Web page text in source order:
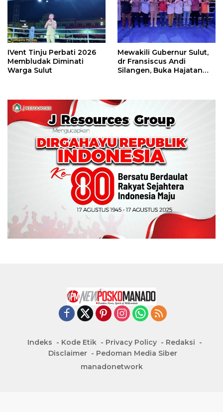
IVent Tinju Perbati 2026
Membludak Diminati
Warga Sulut
Mewakili Gubernur Sulut,
dr Fransiscus Andi
Silangen, Buka Hajatan
Indeks Kode Etik Privacy Policy
Redaksi
Disclaimer
Pedoman Media Siber
manadonetwork